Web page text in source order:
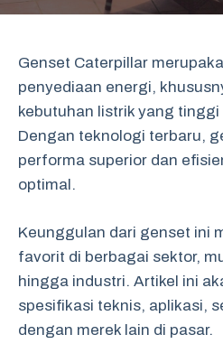
Genset Caterpillar
penyediaan energi,
kebutuhan listrik yang
Dengan teknologi terbaru,
performa superior dan
optimal.
Keunggulan dari genset ini
favorit di berbagai sektor,
hingga industri. Artikel ini
spesifikasi teknis, aplikasi,
dengan merek lain di pasar.